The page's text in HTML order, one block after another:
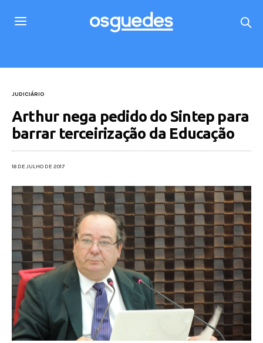
JUDICIÁRIO
Arthur nega pedido do Sintep para
barrar terceirização da Educação
18 DE JULHO DE 2017